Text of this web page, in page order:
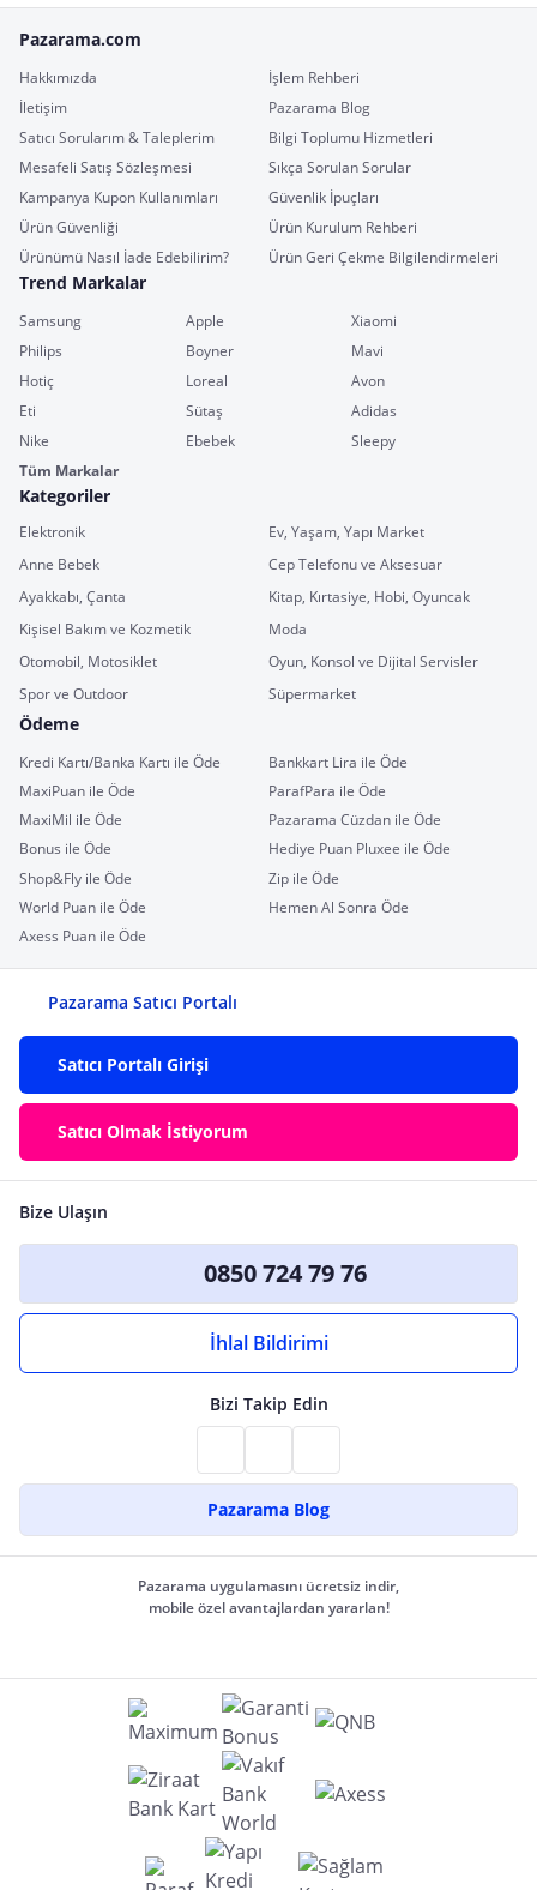
Pazarama.com
Hakkımızda
İşlem Rehberi
İletişim
Pazarama Blog
Satıcı Sorularım & Taleplerim
Bilgi Toplumu Hizmetleri
Mesafeli Satış Sözleşmesi
Sıkça Sorulan Sorular
Kampanya Kupon Kullanımları
Güvenlik İpuçları
Ürün Güvenliği
Ürün Kurulum Rehberi
Ürünümü Nasıl İade Edebilirim?
Ürün Geri Çekme Bilgilendirmeleri
Trend Markalar
Samsung Apple
Xiaomi
Philips
Boyner
Mavi
Hotiç
Loreal
Avon
Eti
Sütaş
Adidas
Nike
Ebebek
Sleepy
Tüm Markalar
Kategoriler
Elektronik
Ev, Yaşam, Yapı Market
Anne Bebek
Cep Telefonu ve Aksesuar
Ayakkabı, Çanta
Kitap, Kırtasiye, Hobi, Oyuncak
Kişisel Bakım ve Kozmetik
Moda
Otomobil, Motosiklet
Oyun, Konsol ve Dijital Servisler
Spor ve Outdoor
Süpermarket
Ödeme
Kredi Kartı/Banka Kartı ile Öde
Bankkart Lira ile Öde
MaxiPuan ile Öde
ParafPara ile Öde
MaxiMil ile Öde
Pazarama Cüzdan ile Öde
Bonus ile Öde
Hediye Puan Pluxee ile Öde
Shop&Fly ile Öde
Zip ile Öde
World Puan ile Öde
Hemen Al Sonra Öde
Axess Puan ile Öde
Pazarama Satıcı Portalı
Satıcı Portalı Girişi
Satıcı Olmak İstiyorum
Bize Ulaşın
0850 724 79 76
İhlal Bildirimi
Bizi Takip Edin
Pazarama Blog
Pazarama uygulamasını ücretsiz indir,
mobile özel avantajlardan yararlan!